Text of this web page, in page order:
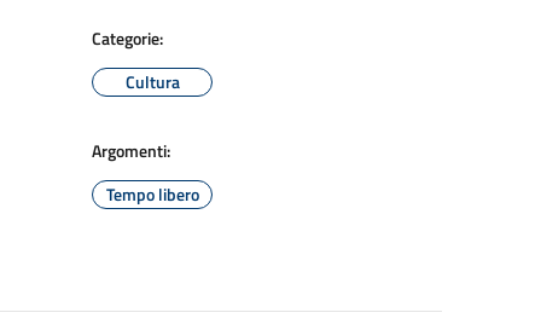
Categorie:
Cultura
Argomenti:
Tempo libero